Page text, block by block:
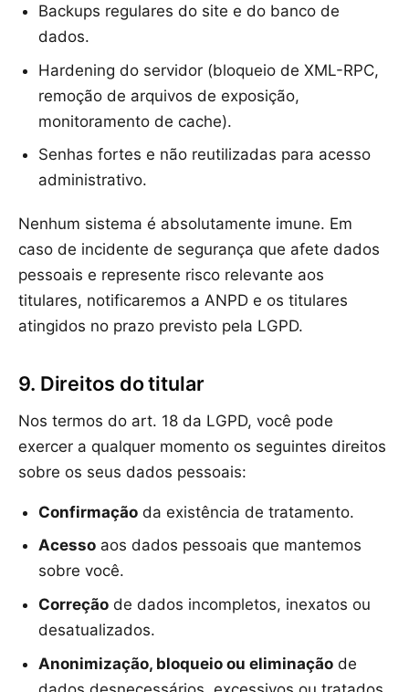
Backups regulares do site e do banco de
dados.
Hardening do servidor (bloqueio de XML-RPC,
remoção de arquivos de exposição,
monitoramento de cache).
Senhas fortes e não reutilizadas para acesso
administrativo.
Nenhum sistema é absolutamente imune. Em
caso de incidente de segurança que afete dados
pessoais e represente risco relevante aos
titulares, notificaremos a ANPD e os titulares
atingidos no prazo previsto pela LGPD.
9. Direitos do titular
Nos termos do art. 18 da LGPD, você pode
exercer a qualquer momento os seguintes direitos
sobre os seus dados pessoais:
Confirmação da existência de tratamento.
Acesso aos dados pessoais que mantemos
sobre você.
Correção de dados incompletos, inexatos ou
desatualizados.
Anonimização, bloqueio ou eliminação de